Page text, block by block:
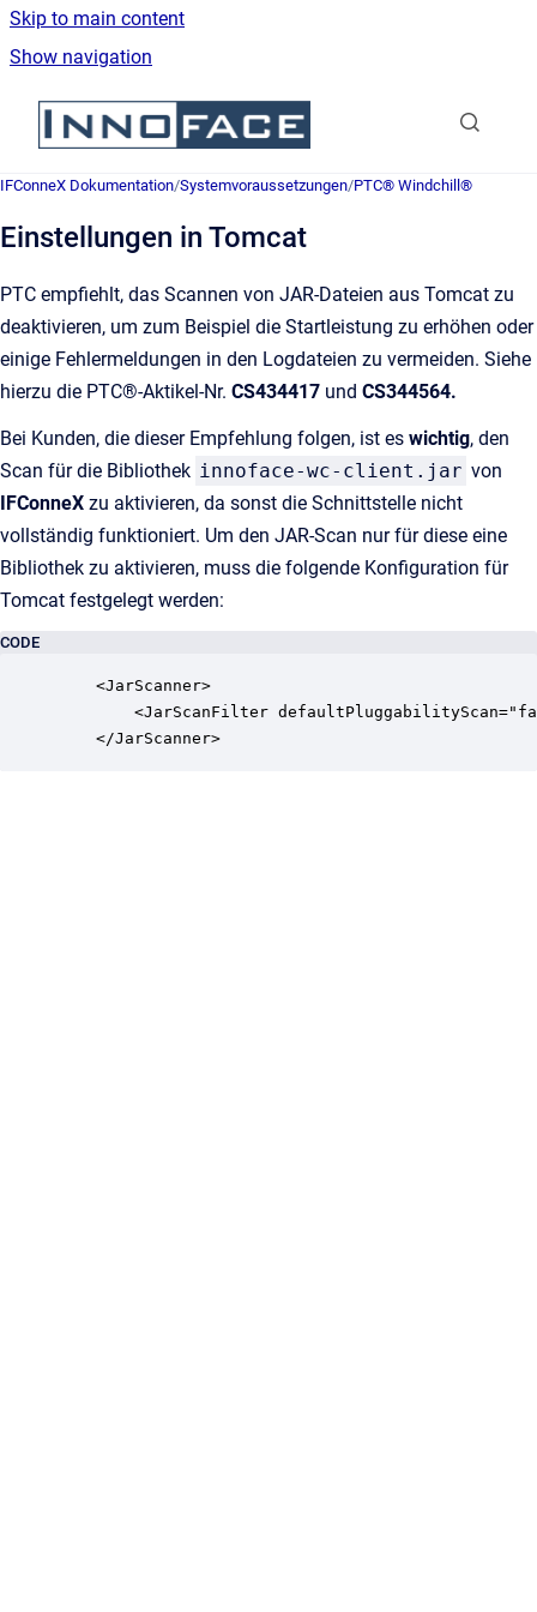
Skip to main content
Show navigation
Go to homepage
IFConneX Dokumentation/Systemvoraussetzungen/PTC® Windchill®
Einstellungen in Tomcat
PTC empfiehlt, das Scannen von JAR-Dateien aus Tomcat zu
deaktivieren, um zum Beispiel die Startleistung zu erhöhen oder
einige Fehlermeldungen in den Logdateien zu vermeiden. Siehe
hierzu die PTC®-Aktikel-Nr. CS434417 und CS344564.
Bei Kunden, die dieser Empfehlung folgen, ist es wichtig, den
Scan für die Bibliothek innoface-wc-client.jar von
IFConneX zu aktivieren, da sonst die Schnittstelle nicht
vollständig funktioniert. Um den JAR-Scan nur für diese eine
Bibliothek zu aktivieren, muss die folgende Konfiguration für
Tomcat festgelegt werden:
CODE
    <JarScanner>
<JarScanFilter
    </JarScanner>